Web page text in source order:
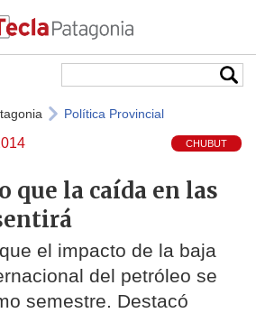
Política Provincial
CHUBUT
que la caída en las
el impacto de la baja
del petróleo se
semestre. Destacó